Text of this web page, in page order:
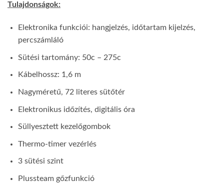
Tulajdonságok:
Elektronika funkciói: hangjelzés, időtartam kijelzés,
percszámláló
Sütési tartomány: 50c – 275c
Kábelhossz: 1,6 m
Nagyméretű, 72 literes sütőtér
Elektronikus időzítés, digitális óra
Süllyesztett kezelőgombok
Thermo-timer vezérlés
3 sütési szint
Plussteam gőzfunkció